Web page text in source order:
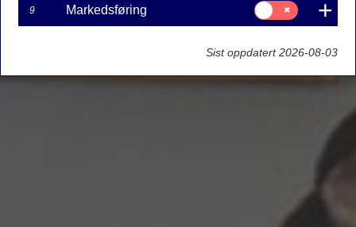
9 Markedsføring
Samtykke
til:
Markedsføring
Sist oppdatert 2026-08-03